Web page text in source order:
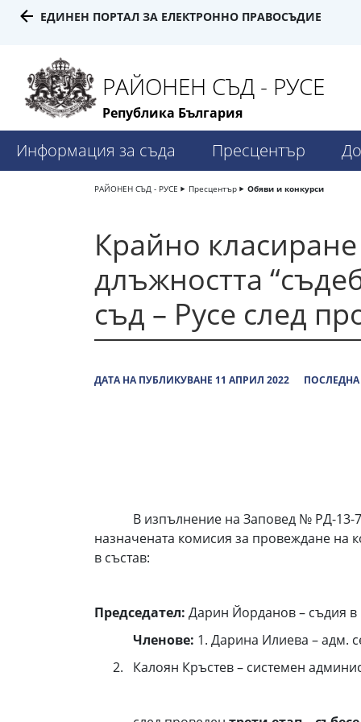
ЕДИНЕН ПОРТАЛ ЗА ЕЛЕКТРОННО ПРАВОСЪДИЕ
РАЙОНЕН СЪД - РУСЕ
Република България
Информация за съда Пресцентър
РАЙОНЕН СЪД - РУСЕ Пресцентър Обяви и конкурси
Крайно
длъжността
съд – Русе след
ДАТА НА ПУБЛИКУВАНЕ 11 АПРИЛ 2022 ПОСЛЕДНА
В изпълнение на Заповед № РД-13-78/
назначената комисия за провеждане на
в състав:
Председател: Дарин Йорданов – съдия в
Членове: 1. Дарина Илиева – адм.
Калоян Кръстев – системен